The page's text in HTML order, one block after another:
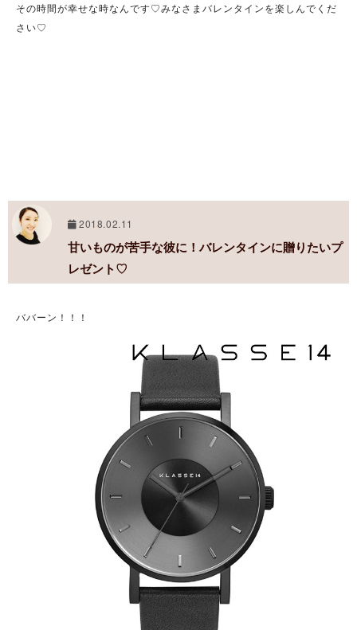
その時間が幸せな時なんです♡みなさまバレンタインを楽しんでくだ
さい♡
2018.02.11
甘いものが苦手な彼に！バレンタインに贈りたいプ
レゼント♡
ババーン！！！